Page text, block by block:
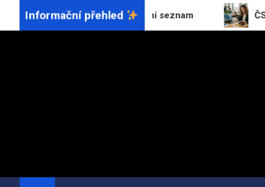
Informační přehled
na exportní sankční seznam ČSSZ eviduje